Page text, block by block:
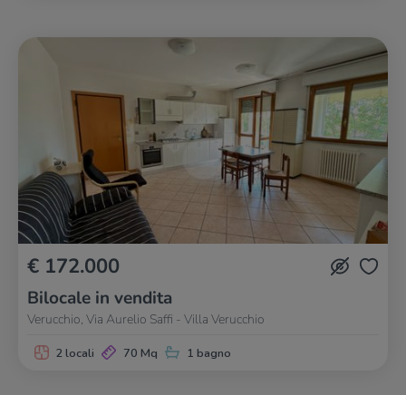
€ 172.000
Bilocale in vendita
Verucchio, Via Aurelio Saffi - Villa Verucchio
2 locali 70 Mq 1 bagno